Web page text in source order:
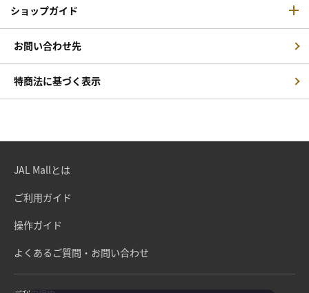
ショップガイド
お問い合わせ先
特商法に基づく表示
JAL Mallとは
ご利用ガイド
操作ガイド
よくあるご質問・お問い合わせ